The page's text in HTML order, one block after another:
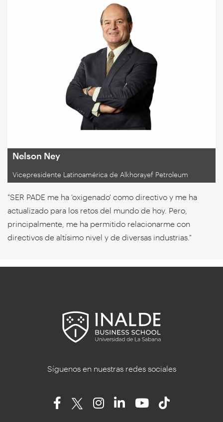
Nelson Ney
Vicepresidente Latinoamérica de Alkhorayef Petroleum
"SER PADE me ha 'oxigenado' como directivo y me ha
actualizado para los retos del mundo de hoy. Pero,
principalmente, me ha permitido relacionarme con
directivos de altísimo nivel y de diversas industrias."
Síguenos en nuestras redes sociales